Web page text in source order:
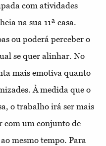
com atividades
na sua 11ª casa.
ou poderá perceber o
se quer alinhar. No
mais emotiva quanto
À medida que o
o trabalho irá ser mais
com um conjunto de
mesmo tempo. Para